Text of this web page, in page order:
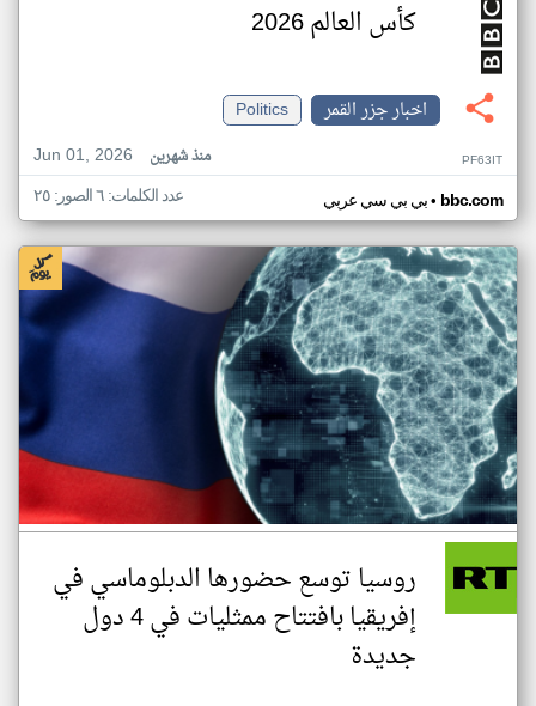
كأس العالم 2026
اخبار جزر القمر
Politics
Jun 01, 2026
منذ شهرين PF63IT
بي بي سي عربي• bbc.com عدد الكلمات: ٦ الصور: ٢٥
روسيا توسع حضورها الدبلوماسي في
إفريقيا بافتتاح ممثليات في 4 دول
جديدة